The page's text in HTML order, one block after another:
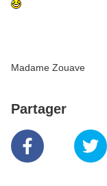
Madame Zouave
Partager